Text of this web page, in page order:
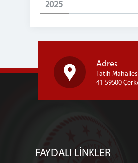
2025
Adres
Fatih
41 59500
FAYDALI LİNKLER